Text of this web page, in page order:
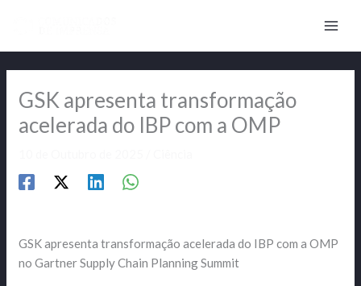
GSK apresenta transformação
acelerada do IBP com a OMP
GSK apresenta transformação acelerada do IBP com a OMP
no Gartner Supply Chain Planning Summit